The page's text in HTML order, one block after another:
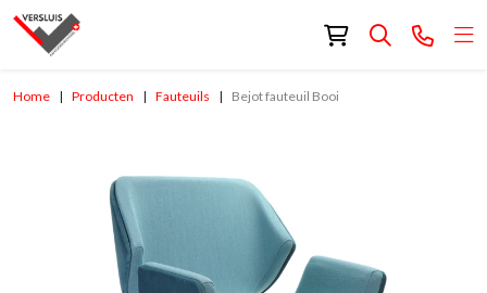
Home Producten Fauteuils Bejot fauteuil Booi